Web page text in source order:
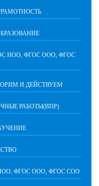
НОО, ФГОС ООО, ФГОС
И ДЕЙСТВУЕМ
РАБОТЫ(ВПР)
ФГОС ООО, ФГОС СОО